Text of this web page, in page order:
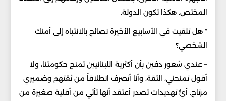
المختص. هكذا تكون الدولة.
* هل تلقيت في الأسابيع الأخيرة نصائح بالانتباه إلى أمنك
الشخصي؟
– عندي شعور دفين بأن أكثرية اللبنانيين تمنح حكومتنا، ولا
أقول تمنحني، الثقة، وأنا أتصرف انطلاقاً من ثقتهم وضميري
مرتاح. أيُّ تهديدات تصدر أعتقد أنها تأتي من أقلية صغيرة من